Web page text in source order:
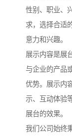
性别、职业、
求，选择合适
意力和兴趣。
展示内容是展
与企业的产品
优势。展示内
示、互动体验
展台的效果。
我们公司始终